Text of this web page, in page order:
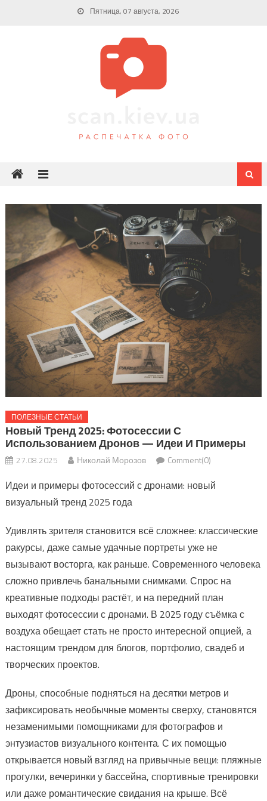
Пятница, 07 августа, 2026
ПОЛЕЗНЫЕ СТАТЬИ
Новый Тренд 2025: Фотосессии С
Использованием Дронов — Идеи И Примеры
27.08.2025 Николай Морозов Comment(0)
Идеи и примеры фотосессий с дронами: новый
визуальный тренд 2025 года
Удивлять зрителя становится всё сложнее: классические
ракурсы, даже самые удачные портреты уже не
вызывают восторга, как раньше. Современного человека
сложно привлечь банальными снимками. Спрос на
креативные подходы растёт, и на передний план
выходят фотосессии с дронами. В 2025 году съёмка с
воздуха обещает стать не просто интересной опцией, а
настоящим трендом для блогов, портфолио, свадеб и
творческих проектов.
Дроны, способные подняться на десятки метров и
зафиксировать необычные моменты сверху, становятся
незаменимыми помощниками для фотографов и
энтузиастов визуального контента. С их помощью
открывается новый взгляд на привычные вещи: пляжные
прогулки, вечеринки у бассейна, спортивные тренировки
или даже романтические свидания на крыше. Всё